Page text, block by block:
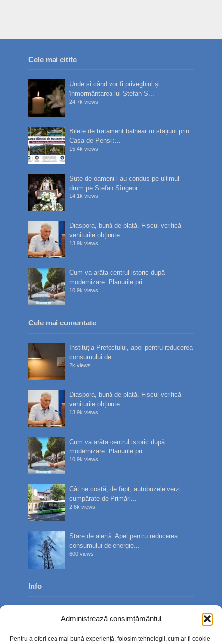
Administrează consimțământul
Pentru a oferi cea mai bună experiență, folosim tehnologii, cum ar fi cookie-
Cele mai citite
Unde și când vor fi priveghiul și
înmormântarea lui Ștefan S...
24.7k views
Bilete de tratament balnear în stațiuni prin
Casa de Pensii:...
15.4k views
Sute de oameni l-au condus pe ultimul
drum pe Ștefan Sîngeor...
14.1k views
Diaspora, bună de plată. Fiscul verifică
veniturile obținute...
13.9k views
Cum va arăta centrul istoric după
modernizare. Planurile pri...
10.9k views
Cele mai comentate
Instituția Prefectului, apel pentru reducerea
consumului de...
2k views
Diaspora, bună de plată. Fiscul verifică
veniturile obținute...
13.9k views
Cum va arăta centrul istoric după
modernizare. Planurile pri...
10.9k views
Cât ne costă, de fapt, autobuzele verzi
cumpărate de Primări...
2.6k views
Stare de alertă: Apel pentru reducerea
consumului de energie...
600 views
Info